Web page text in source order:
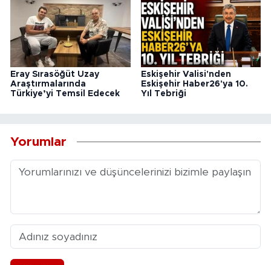
Eray Sırasöğüt Uzay
Araştırmalarında
Türkiye’yi Temsil Edecek
Eskişehir Valisi'nden
Eskişehir Haber26'ya 10.
Yıl Tebriği
Yorumlar